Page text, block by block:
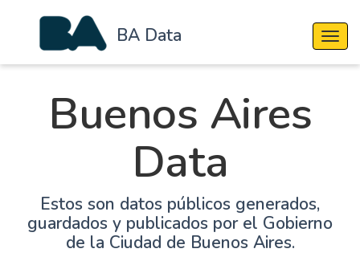
BA Data
Buenos Aires
Data
Estos son datos públicos generados,
guardados y publicados por el Gobierno
de la Ciudad de Buenos Aires.